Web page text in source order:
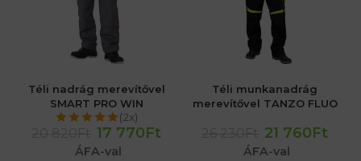
Téli nadrág merevítővel
SMART PRO WIN
(2x)
17 770Ft
ÁFA-val
Téli munkanadrág
merevítővel TANZO FLUO
21 760Ft
ÁFA-val